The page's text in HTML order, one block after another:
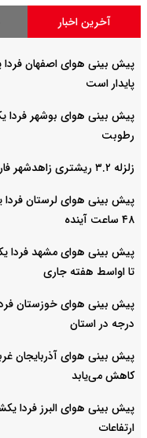
آخرین اخبار
پایدار است
رطوبت
زلزله ۳.۲ ریشتری زاهدشهر فارس را لرزاند
۴۸ ساعت آینده
تا اواسط هفته جاری
درجه در استان
کاهش می‌یابد
ارتفاعات